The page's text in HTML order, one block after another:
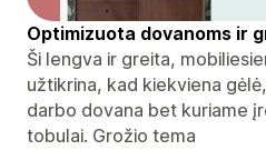
Optimizuota dovanoms ir
Ši lengva ir greita,
užtikrina, kad kiekviena
darbo dovana bet kuriame
tobulai. Grožio tema